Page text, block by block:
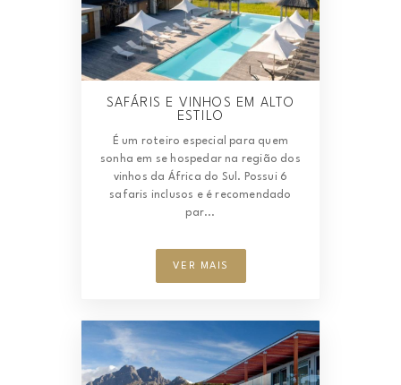
SAFÁRIS E VINHOS EM ALTO
ESTILO
É um roteiro especial para quem
sonha em se hospedar na região dos
vinhos da África do Sul. Possui 6
safaris inclusos e é recomendado
par...
VER MAIS